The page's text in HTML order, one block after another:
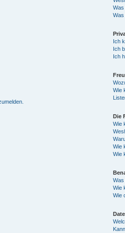
Was
Was
Ich
Ich
Ich
Wie
Die
Wie
Wie
Wie
Was
Wie
Wie